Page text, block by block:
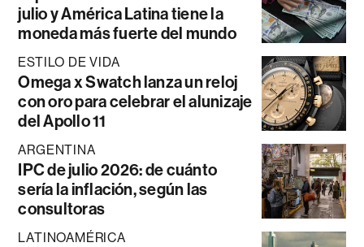
julio y América Latina tiene la
moneda más fuerte del mundo
ESTILO DE VIDA
Omega x Swatch lanza un reloj
con oro para celebrar el alunizaje
del Apollo 11
ARGENTINA
IPC de julio 2026: de cuánto
sería la inflación, según las
consultoras
LATINOAMÉRICA